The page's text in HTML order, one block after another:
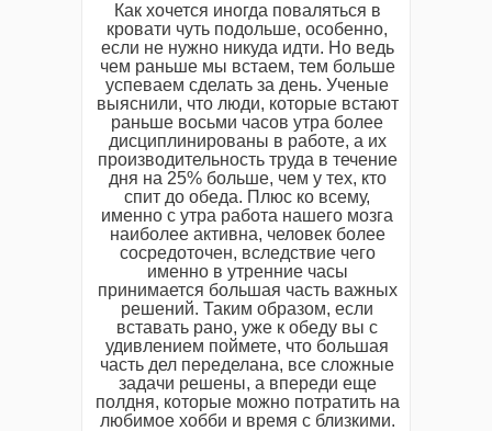
Как хочется иногда поваляться в
кровати чуть подольше, особенно,
если не нужно никуда идти. Но ведь
чем раньше мы встаем, тем больше
успеваем сделать за день. Ученые
выяснили, что люди, которые встают
раньше восьми часов утра более
дисциплинированы в работе, а их
производительность труда в течение
дня на 25% больше, чем у тех, кто
спит до обеда. Плюс ко всему,
именно с утра работа нашего мозга
наиболее активна, человек более
сосредоточен, вследствие чего
именно в утренние часы
принимается большая часть важных
решений. Таким образом, если
вставать рано, уже к обеду вы с
удивлением поймете, что большая
часть дел переделана, все сложные
задачи решены, а впереди еще
полдня, которые можно потратить на
любимое хобби и время с близкими.